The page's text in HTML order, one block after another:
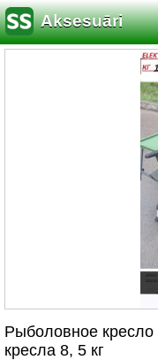
Aksesuāri
Рыболовное кресло
кресла 8, 5 кг